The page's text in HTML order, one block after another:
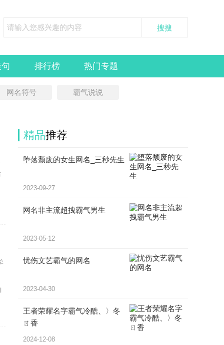
排行榜 热门专题
网名符号 霸气说说
精品推荐
堕落颓废的女生网名_三秒先生
2023-09-27
网名非主流超拽霸气男生
2023-05-12
忧伤文艺霸气的网名
2023-04-30
王者荣耀名字霸气冷酷、〉冬
ㄖ香
2024-12-08